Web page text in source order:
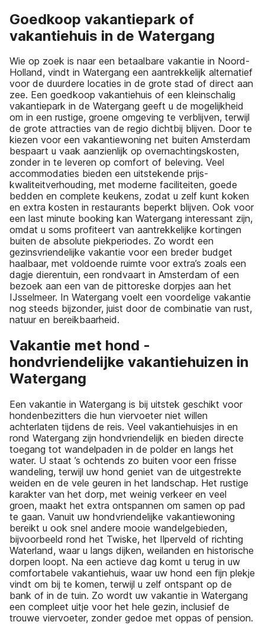
Goedkoop vakantiepark of
vakantiehuis in de Watergang
Wie op zoek is naar een betaalbare vakantie in Noord-
Holland, vindt in Watergang een aantrekkelijk alternatief
voor de duurdere locaties in de grote stad of direct aan
zee. Een goedkoop vakantiehuis of een kleinschalig
vakantiepark in de Watergang geeft u de mogelijkheid
om in een rustige, groene omgeving te verblijven, terwijl
de grote attracties van de regio dichtbij blijven. Door te
kiezen voor een vakantiewoning net buiten Amsterdam
bespaart u vaak aanzienlijk op overnachtingskosten,
zonder in te leveren op comfort of beleving. Veel
accommodaties bieden een uitstekende prijs-
kwaliteitverhouding, met moderne faciliteiten, goede
bedden en complete keukens, zodat u zelf kunt koken
en extra kosten in restaurants beperkt blijven. Ook voor
een last minute booking kan Watergang interessant zijn,
omdat u soms profiteert van aantrekkelijke kortingen
buiten de absolute piekperiodes. Zo wordt een
gezinsvriendelijke vakantie voor een breder budget
haalbaar, met voldoende ruimte voor extra’s zoals een
dagje dierentuin, een rondvaart in Amsterdam of een
bezoek aan een van de pittoreske dorpjes aan het
IJsselmeer. In Watergang voelt een voordelige vakantie
nog steeds bijzonder, juist door de combinatie van rust,
natuur en bereikbaarheid.
Vakantie met hond -
hondvriendelijke vakantiehuizen in
Watergang
Een vakantie in Watergang is bij uitstek geschikt voor
hondenbezitters die hun viervoeter niet willen
achterlaten tijdens de reis. Veel vakantiehuisjes in en
rond Watergang zijn hondvriendelijk en bieden directe
toegang tot wandelpaden in de polder en langs het
water. U staat ’s ochtends zo buiten voor een frisse
wandeling, terwijl uw hond geniet van de uitgestrekte
weiden en de vele geuren in het landschap. Het rustige
karakter van het dorp, met weinig verkeer en veel
groen, maakt het extra ontspannen om samen op pad
te gaan. Vanuit uw hondvriendelijke vakantiewoning
bereikt u ook snel andere mooie wandelgebieden,
bijvoorbeeld rond het Twiske, het Ilperveld of richting
Waterland, waar u langs dijken, weilanden en historische
dorpen loopt. Na een actieve dag komt u terug in uw
comfortabele vakantiehuis, waar uw hond een fijn plekje
vindt om bij te komen, terwijl u zelf ontspant op de
bank of in de tuin. Zo wordt uw vakantie in Watergang
een compleet uitje voor het hele gezin, inclusief de
trouwe viervoeter, zonder gedoe met oppas of pension.